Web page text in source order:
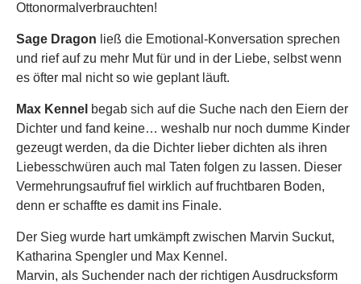
Ottonormalverbrauchten!
Sage Dragon ließ die Emotional-Konversation sprechen
und rief auf zu mehr Mut für und in der Liebe, selbst wenn
es öfter mal nicht so wie geplant läuft.
Max Kennel begab sich auf die Suche nach den Eiern der
Dichter und fand keine… weshalb nur noch dumme Kinder
gezeugt werden, da die Dichter lieber dichten als ihren
Liebesschwüren auch mal Taten folgen zu lassen. Dieser
Vermehrungsaufruf fiel wirklich auf fruchtbaren Boden,
denn er schaffte es damit ins Finale.
Der Sieg wurde hart umkämpft zwischen Marvin Suckut,
Katharina Spengler und Max Kennel.
Marvin, als Suchender nach der richtigen Ausdrucksform